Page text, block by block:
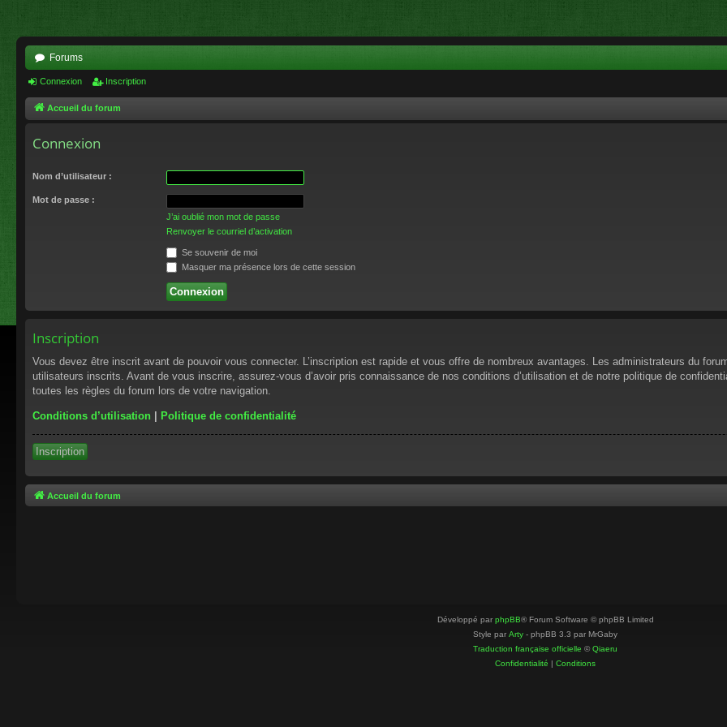
Forums
Connexion Inscription
Accueil du forum
Connexion
Nom d’utilisateur :
Mot de passe :
J’ai oublié mon mot de passe
Renvoyer le courriel d’activation
Se souvenir de moi
Masquer ma présence lors de cette session
Inscription
Vous devez être inscrit avant de pouvoir vous connecter. L’inscription est rapide et vous offre de nombreux avantages. Les administrateurs du
utilisateurs inscrits. Avant de vous inscrire, assurez-vous d’avoir pris connaissance de nos conditions d’utilisation et de notre politique de
toutes les règles du forum lors de votre navigation.
Conditions d’utilisation | Politique de confidentialité
Inscription
Accueil du forum
Développé par phpBB® Forum Software © phpBB Limited
Style par Arty - phpBB 3.3 par MrGaby
Traduction française officielle ©Qiaeru
Confidentialité | Conditions